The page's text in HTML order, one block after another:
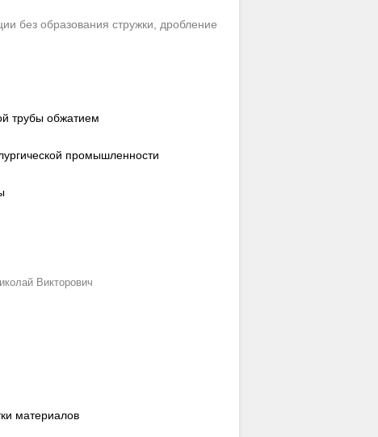
без образования стружки, дробление
трубы обжатием
промышленности
Викторович
материалов